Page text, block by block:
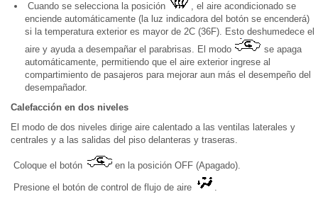
Cuando se selecciona la posición
, el aire acondicionado se
enciende automáticamente (la luz indicadora del botón se encenderá)
si la temperatura exterior es mayor de 2C (36F). Esto deshumedece el
aire y ayuda a desempañar el parabrisas. El modo
se apaga
automáticamente, permitiendo que el aire exterior ingrese al
compartimiento de pasajeros para mejorar aun más el desempeño del
desempañador.
Calefacción en dos niveles
El modo de dos niveles dirige aire calentado a las ventilas laterales y
centrales y a las salidas del piso delanteras y traseras.
Coloque el botón en la posición OFF (Apagado).
Presione el botón de control de flujo de aire
.